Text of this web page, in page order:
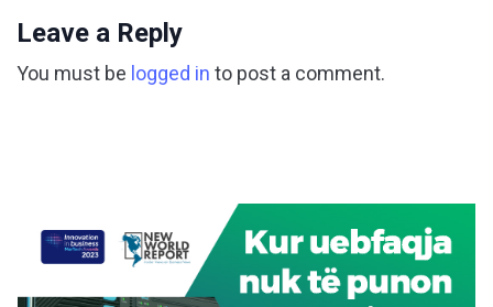
Leave a Reply
You must be logged in to post a comment.